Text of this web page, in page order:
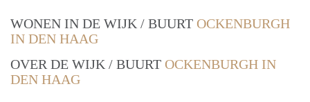
WONEN IN DE WIJK / BUURT OCKENBURGH
IN DEN HAAG
OVER DE WIJK / BUURT OCKENBURGH IN
DEN HAAG